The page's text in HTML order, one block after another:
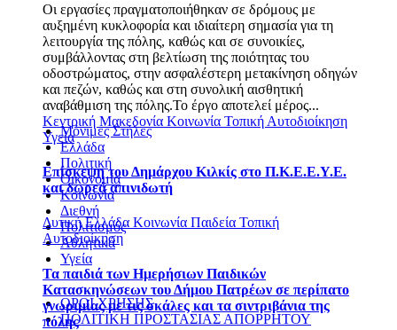
Οι εργασίες πραγματοποιήθηκαν σε δρόμους με
αυξημένη κυκλοφορία και ιδιαίτερη σημασία για τη
λειτουργία της πόλης, καθώς και σε συνοικίες,
συμβάλλοντας στη βελτίωση της ποιότητας του
οδοστρώματος, στην ασφαλέστερη μετακίνηση οδηγών
και πεζών, καθώς και στη συνολική αισθητική
αναβάθμιση της πόλης.Το έργο αποτελεί μέρος...
Κεντρική Μακεδονία Κοινωνία Τοπική Αυτοδιοίκηση
Υγεία
Επίσκεψη του Δημάρχου Κιλκίς στο Π.Κ.Ε.Ε.Υ.Ε.
και δωρεά απινιδωτή
Δυτική Ελλάδα Κοινωνία Παιδεία Τοπική
Αυτοδιοίκηση
Τα παιδιά των Ημερήσιων Παιδικών
Κατασκηνώσεων του Δήμου Πατρέων σε περίπατο
γνωριμίας με τις σκάλες και τα σιντριβάνια της
πόλης
Μόνιμες Στήλες
Ελλάδα
Πολιτική
Οικονομία
Κοινωνία
Διεθνή
Πολιτισμός
Αθλητικά
Υγεία
ΟΡΟΙ ΧΡΗΣΗΣ
ΠΟΛΙΤΙΚΗ ΠΡΟΣΤΑΣΙΑΣ ΑΠΟΡΡΗΤΟΥ